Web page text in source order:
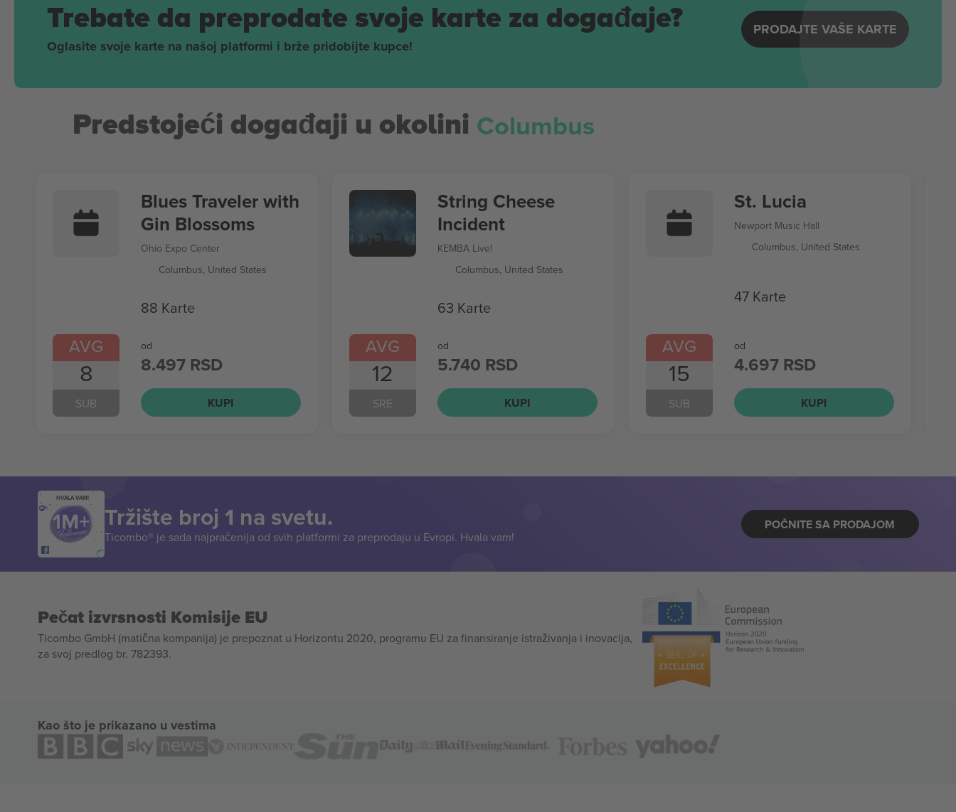
Trebate da preprodate svoje karte za događaje?
Oglasite svoje karte na našoj platformi i brže pridobijte kupce!
PRODAJTE VAŠE KARTE
Predstojeći događaji u okolini Columbus
AVG
8
SUB
Blues Traveler with
Gin Blossoms
Ohio Expo Center
Columbus, United States
88 Karte
od
8.497 RSD
KUPI
AVG
12
SRE
String Cheese
Incident
KEMBA Live!
Columbus, United States
63 Karte
od
5.740 RSD
KUPI
AVG
15
SUB
St. Lucia
Newport Music Hall
Columbus, United States
47 Karte
od
4.697 RSD
KUPI
HVALA VAM!
Tržište broj 1 na svetu.
Ticombo® je sada najpraćenija od svih platformi za preprodaju u Evropi. Hvala vam!
POČNITE SA PRODAJOM
Pečat izvrsnosti Komisije EU
Ticombo GmbH (matična kompanija) je prepoznat u Horizontu 2020, programu EU za finansiranje istraživanja i inovacija,
za svoj predlog br. 782393.
Kao što je prikazano u vestima